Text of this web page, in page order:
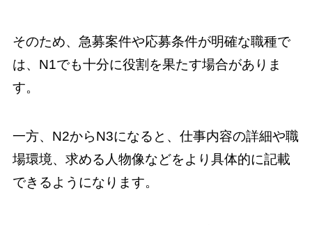
そのため、急募案件や応募条件が明確な職種で
は、N1でも十分に役割を果たす場合がありま
す。
一方、N2からN3になると、仕事内容の詳細や職
場環境、求める人物像などをより具体的に記載
できるようになります。